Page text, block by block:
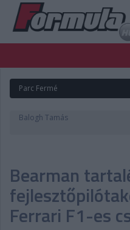
FORMULA
NEMZETKÖZI
DIGITÁLIS MAGAZIN
VERSENYNAPTÁRAK
Parc Fermé
Balogh Tamás
Bearman
Ferrari F1-es